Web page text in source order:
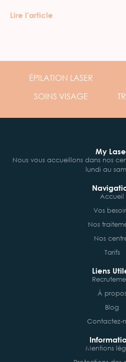
Lire l’article
ÉPILATION LASER
SOINS VISAGE
My
Nous vous accueillons dans nos
lundi au
Accueil
Vos
Nos
Nos
Tarifs
Liens
À
Blog
Contactez-
Mentions